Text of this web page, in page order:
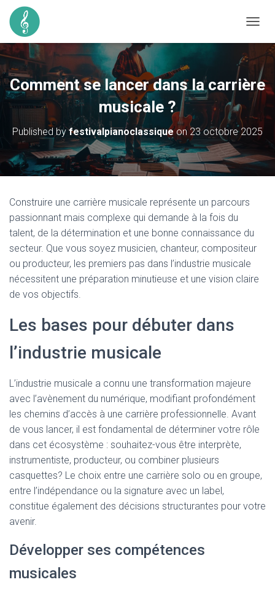
U
R
R
/
R
E
V
G
T
Comment se lancer dans la carrière
musicale ?
Published byfestivalpianoclassiqueon23 octobre 2025
Construire une carrière musicale représente un parcours
passionnant mais complexe qui demande à la fois du
talent, de la détermination et une bonne connaissance du
secteur. Que vous soyez musicien, chanteur, compositeur
ou producteur, les premiers pas dans l’industrie musicale
nécessitent une préparation minutieuse et une vision claire
de vos objectifs.
Les bases pour débuter dans
l’industrie musicale
L’industrie musicale a connu une transformation majeure
avec l’avènement du numérique, modifiant profondément
les chemins d’accès à une carrière professionnelle. Avant
de vous lancer, il est fondamental de déterminer votre rôle
dans cet écosystème : souhaitez-vous être interprète,
instrumentiste, producteur, ou combiner plusieurs
casquettes? Le choix entre une carrière solo ou en groupe,
entre l’indépendance ou la signature avec un label,
constitue également des décisions structurantes pour votre
avenir.
Développer ses compétences
musicales